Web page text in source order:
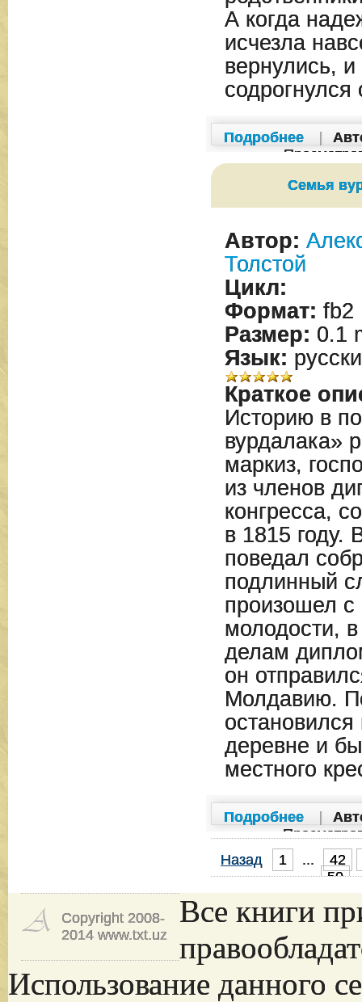
А когда
исчезла
вернулись, и
Подробнее
Семья
Автор:
Толстой
Цикл:
Формат: fb2
Размер: 0.1
Язык:
Краткое
Историю в
вурдалака»
маркиз,
из членов
конгресса,
в 1815 году.
поведал
подлинный
произошел с
молодости, в
делам
он
Молдавию.
деревне и
местного
Подробнее
Назад
1 ...
42
50
Copyright 2008-
2014 www.txt.uz
Все книги
Использование данного